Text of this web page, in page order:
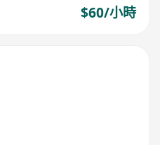
$60/小時